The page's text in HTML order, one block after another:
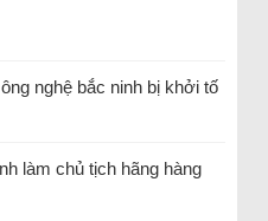
nghệ bắc ninh bị khởi tố
làm chủ tịch hãng hàng